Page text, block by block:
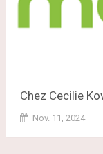
Chez Cecilie
Nov. 11, 2024